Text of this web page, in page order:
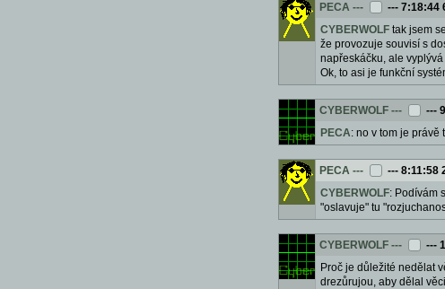
PECA --- --- 7:18:44
CYBERWOLF tak jsem
že provozuje souvisí s
napřeskáčku, ale
Ok, to asi je funkční
CYBERWOLF --- ---
PECA: no v tom je právě
PECA --- --- 8:11:58
CYBERWOLF: Podívám
"oslavuje" tu
CYBERWOLF --- ---
Proč je důležité nedělat
drezůrujou, aby dělal